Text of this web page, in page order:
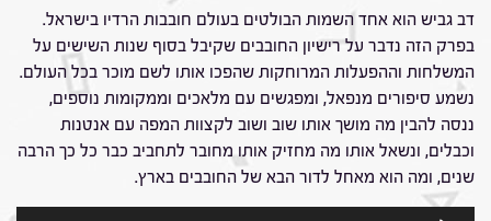
דב גביש הוא אחד השמות הבולטים בעולם חובבות הרדיו בישראל.
בפרק הזה נדבר על רישיון החובבים שקיבל בסוף שנות השישים על
המשלחות וההפעלות המרוחקות שהפכו אותו לשם מוכר בכל העולם.
נשמע סיפורים מנפאל, ומפגשים עם מלאכים וממקומות נוספים,
ננסה להבין מה מושך אותו שוב ושוב לקצוות המפה עם אנטנות
וכבלים, ונשאל אותו מה מחזיק אותו מחובר לתחביב כבר כל כך הרבה
שנים, ומה הוא מאחל לדור הבא של החובבים בארץ.